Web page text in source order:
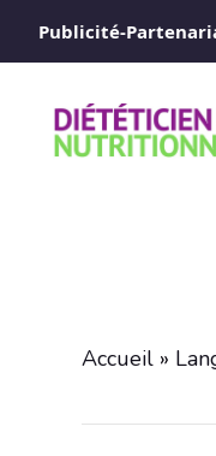
Publicité-
Accueil »